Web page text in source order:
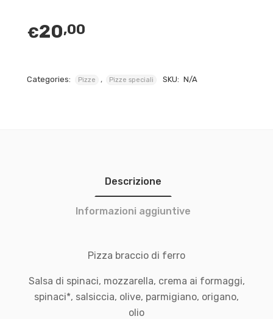
€20,00
Categories: Pizze , Pizze speciali SKU: N/A
Descrizione
Informazioni aggiuntive
Pizza braccio di ferro
Salsa di spinaci, mozzarella, crema ai formaggi,
spinaci*, salsiccia, olive, parmigiano, origano,
olio